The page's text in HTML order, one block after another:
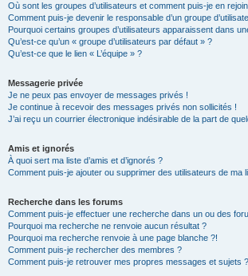
Où sont les groupes d’utilisateurs et comment puis-je en
Comment puis-je devenir le responsable d’un groupe
Pourquoi certains groupes d’utilisateurs apparaissent dans
Qu’est-ce qu’un « groupe d’utilisateurs par défaut » ?
Qu’est-ce que le lien « L’équipe » ?
Messagerie privée
Je ne peux pas envoyer de messages privés !
Je continue à recevoir des messages privés non sollicités !
J’ai reçu un courrier électronique indésirable de la part de
Amis et ignorés
À quoi sert ma liste d’amis et d’ignorés ?
Comment puis-je ajouter ou supprimer des utilisateurs de ma
Recherche dans les forums
Comment puis-je effectuer une recherche dans un ou des
Pourquoi ma recherche ne renvoie aucun résultat ?
Pourquoi ma recherche renvoie à une page blanche ?!
Comment puis-je rechercher des membres ?
Comment puis-je retrouver mes propres messages et sujets ?